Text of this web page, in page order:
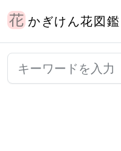
かぎけん花図鑑